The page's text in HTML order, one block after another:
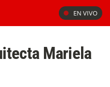
EN VIVO
Mariela